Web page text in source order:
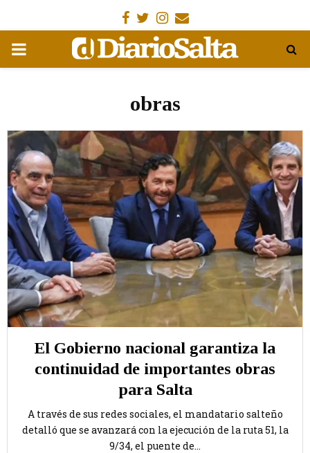
Facebook
Gorjeo
Instagram
Email
MENÚ
obras
El Gobierno nacional garantiza la
continuidad de importantes obras
para Salta
A través de sus redes sociales, el mandatario salteño
detalló que se avanzará con la ejecución de la ruta 51, la
9/34, el puente de...